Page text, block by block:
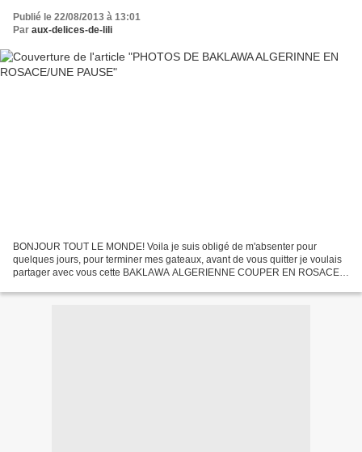
Publié le 22/08/2013 à 13:01
Par aux-delices-de-lili
BONJOUR TOUT LE MONDE! Voila je suis obligé de m'absenter pour
quelques jours, pour terminer mes gateaux, avant de vous quitter je voulais
partager avec vous cette BAKLAWA ALGERIENNE COUPER EN ROSACE